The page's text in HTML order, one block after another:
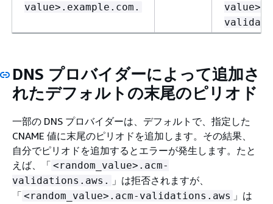
value>.example.com.
DNS プロバイダーによって追加さ
れたデフォルトの末尾のピリオド
一部の DNS プロバイダーは、デフォルトで、指定した
CNAME 値に末尾のピリオドを追加します。その結果、
自分でピリオドを追加するとエラーが発生します。たと
えば、「 <random_value>.acm-
validations.aws.
」は拒否されますが、
「 <random_value>.acm-validations.aws 」は